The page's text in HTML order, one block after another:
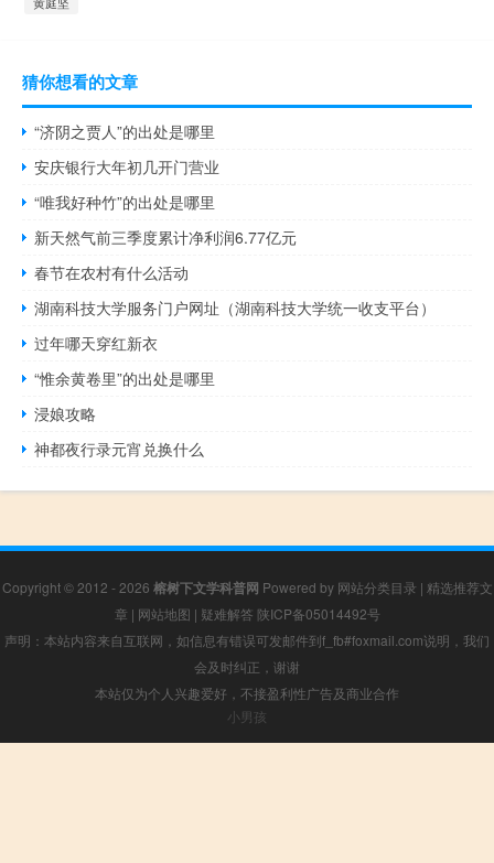
猜你想看的文章
“济阴之贾人”的出处是哪里
安庆银行大年初几开门营业
“唯我好种竹”的出处是哪里
新天然气前三季度累计净利润6.77亿元
春节在农村有什么活动
湖南科技大学服务门户网址（湖南科技大学统一收支平台）
过年哪天穿红新衣
“惟余黄卷里”的出处是哪里
浸娘攻略
神都夜行录元宵兑换什么
Copyright © 2012 - 2026 榕树下文学科普网 Powered by 网站分类目录 | 精选推荐文
章 | 网站地图 | 疑难解答 陕ICP备05014492号
声明：本站内容来自互联网，如信息有错误可发邮件到f_fb#foxmail.com说明，我们
会及时纠正，谢谢
本站仅为个人兴趣爱好，不接盈利性广告及商业合作
小男孩